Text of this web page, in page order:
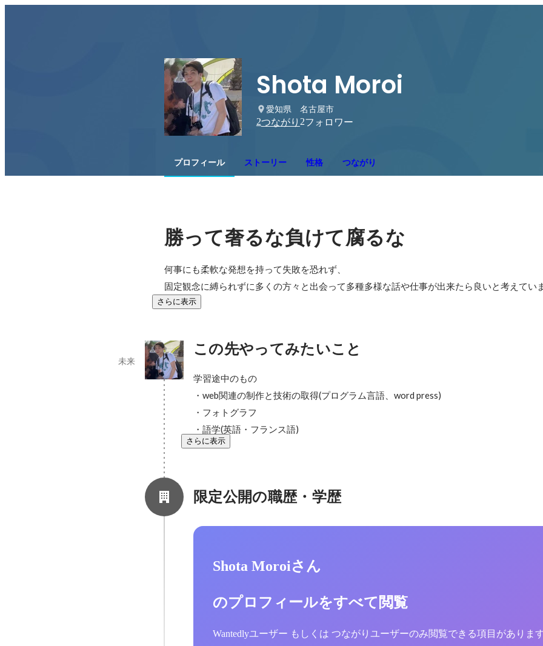
Shota Moroi
愛知県 名古屋市
2つながり 2フォロワー
プロフィール ストーリー 性格 つながり
勝って奢るな負けて腐るな
何事にも柔軟な発想を持って失敗を恐れず、
固定観念に縛られずに多くの方々と出会って多種多様な話や仕事が出来たら良いと考えてい
さらに表示
この先やってみたいこと
未来
学習途中のもの
・web関連の制作と技術の取得(プログラム言語、word press)
・フォトグラフ
・語学(英語・フランス語)
さらに表示
限定公開の職歴・学歴
Shota Moroiさん
のプロフィールをすべて閲覧
Wantedlyユーザー もしくは つながりユーザーのみ閲覧できる項目がありま